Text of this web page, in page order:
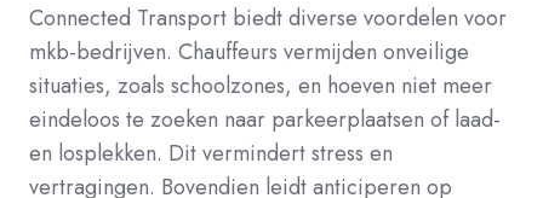
Connected Transport biedt diverse voordelen voor
mkb-bedrijven. Chauffeurs vermijden onveilige
situaties, zoals schoolzones, en hoeven niet meer
eindeloos te zoeken naar parkeerplaatsen of laad-
en losplekken. Dit vermindert stress en
vertragingen. Bovendien leidt anticiperen op